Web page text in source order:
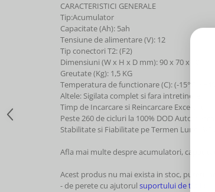
CARACTERISTICI GENERALE
Tip:Acumulator
Capacitate (Ah): 5ah
Tensiune de alimentare (V): 12
Tip conectori T2: (F2)
Dimensiuni (W x H x D mm): 90 x 70 x 101
Greutate (Kg): 1,5 KG
Temperatura de functionare (C): (-15°C ~
Altele: Sigilata complet si fara intretinere
Timp de Incarcare si Reincarcare Excelent
Peste 260 de cicluri la 100% DOD Auto-
Stabilitate si Fiabilitate pe Termen Lung: 3-5
Afla mai multe despre acumulatori,
Acest produs nu mai exista in stoc, puteti
- de perete cu ajutorul suportului de tip L;